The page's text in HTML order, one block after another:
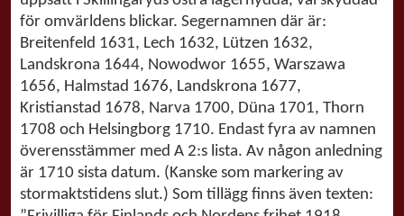
för omvärldens blickar. Segernamnen där är:
Breitenfeld 1631, Lech 1632, Lützen 1632,
Landskrona 1644, Nowodwor 1655, Warszawa
1656, Halmstad 1676, Landskrona 1677,
Kristianstad 1678, Narva 1700, Düna 1701, Thorn
1708 och Helsingborg 1710. Endast fyra av namnen
överensstämmer med A 2:s lista. Av någon anledning
är 1710 sista datum. (Kanske som markering av
stormaktstidens slut.) Som tillägg finns även texten: